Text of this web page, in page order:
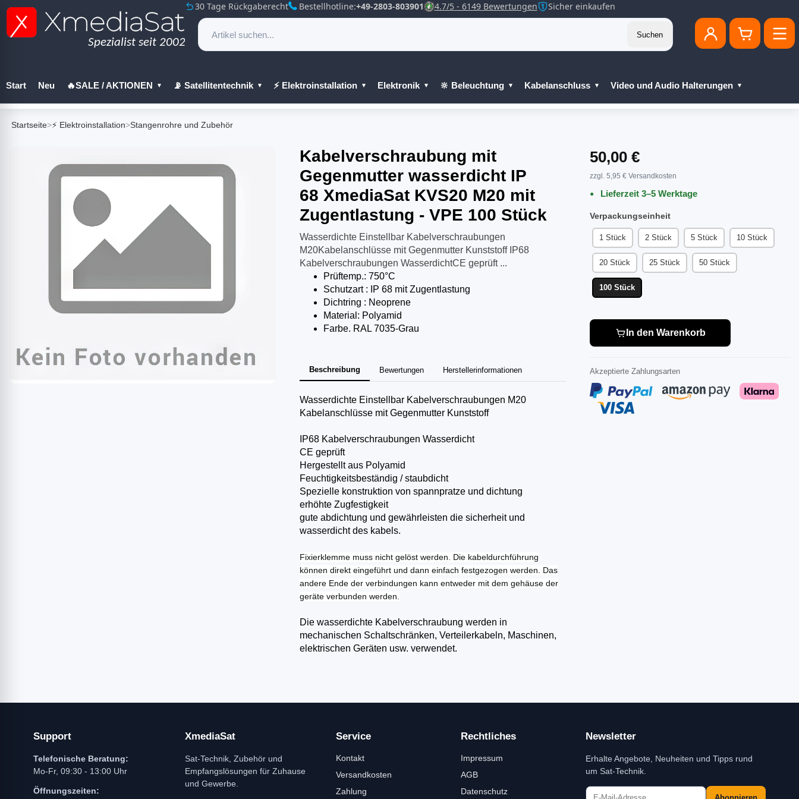
30 Tage Rückgaberecht Bestellhotline:+49-2803-803901 4.7/5 - 6149 Bewertungen Sicher einkaufen
Suchen
Start Neu 🔥SALE / AKTIONEN 📡 Satellitentechnik ⚡ Elektroinstallation Elektronik 🔆 Beleuchtung Kabelanschluss Video und Audio Halterungen
🔧 Werkzeug
Startseite>⚡ Elektroinstallation>Stangenrohre und Zubehör
Kabelverschraubung mit
Gegenmutter wasserdicht IP
68 XmediaSat KVS20 M20 mit
Zugentlastung - VPE 100 Stück
Wasserdichte Einstellbar Kabelverschraubungen
M20Kabelanschlüsse mit Gegenmutter Kunststoff IP68
Kabelverschraubungen WasserdichtCE geprüft ...
Prüftemp.: 750°C
Schutzart : IP 68 mit Zugentlastung
Dichtring : Neoprene
Material: Polyamid
Farbe. RAL 7035-Grau
Beschreibung Bewertungen Herstellerinformationen
Wasserdichte Einstellbar Kabelverschraubungen M20
Kabelanschlüsse mit Gegenmutter Kunststoff
IP68 Kabelverschraubungen Wasserdicht
CE geprüft
Hergestellt aus Polyamid
Feuchtigkeitsbeständig / staubdicht
Spezielle konstruktion von spannpratze und dichtung
erhöhte Zugfestigkeit
gute abdichtung und gewährleisten die sicherheit und
wasserdicht des kabels.
Fixierklemme muss nicht gelöst werden. Die kabeldurchführung
können direkt eingeführt und dann einfach festgezogen werden. Das
andere Ende der verbindungen kann entweder mit dem gehäuse der
geräte verbunden werden.
Die wasserdichte Kabelverschraubung werden in
mechanischen Schaltschränken, Verteilerkabeln, Maschinen,
elektrischen Geräten usw. verwendet.
50,00 €
zzgl. 5,95 € Versandkosten
Lieferzeit 3–5 Werktage
Verpackungseinheit
1 Stück 2 Stück 5 Stück 10 Stück
20 Stück 25 Stück 50 Stück
100 Stück
In den Warenkorb
Akzeptierte Zahlungsarten
Support
Telefonische Beratung:
Mo-Fr, 09:30 - 13:00 Uhr
Öffnungszeiten:
XmediaSat
Sat-Technik, Zubehör und
Empfangslösungen für Zuhause
und Gewerbe.
Service
Kontakt
Versandkosten
Zahlung
Rechtliches
Impressum
AGB
Datenschutz
Newsletter
Erhalte Angebote, Neuheiten und Tipps rund
um Sat-Technik.